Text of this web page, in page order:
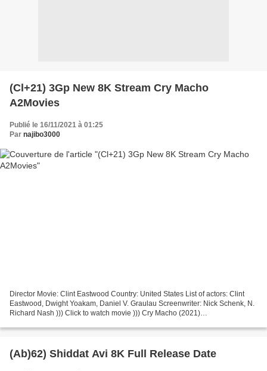
(Cl+21) 3Gp New 8K Stream Cry Macho
A2Movies
Publié le 16/11/2021 à 01:25
Par najibo3000
Director Movie: Clint Eastwood Country: United States List of actors: Clint
Eastwood, Dwight Yoakam, Daniel V. Graulau Screenwriter: Nick Schenk, N.
Richard Nash ))) Click to watch movie ))) Cry Macho (2021)
(Ab)62) Shiddat Avi 8K Full Release Date